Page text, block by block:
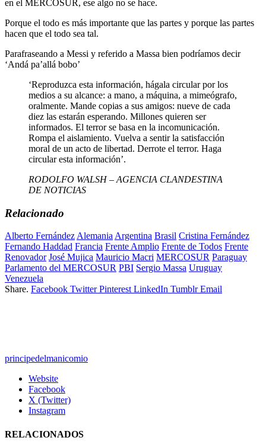
en el MERCOSUR, ese algo no se hace.
Porque el todo es más importante que las partes y porque las partes
hacen que el todo sea tal.
Parafraseando a Messi y referido a Massa bien podríamos decir
‘Andá pa’allá bobo’
‘Reproduzca esta información, hágala circular por los
medios a su alcance: a mano, a máquina, a mimeógrafo,
oralmente. Mande copias a sus amigos: nueve de cada
diez las estarán esperando. Millones quieren ser
informados. El terror se basa en la incomunicación.
Rompa el aislamiento. Vuelva a sentir la satisfacción
moral de un acto de libertad. Derrote el terror. Haga
circular esta información’.
RODOLFO WALSH – AGENCIA CLANDESTINA
DE NOTICIAS
Relacionado
Alberto Fernández Alemania Argentina Brasil Cristina Fernández
Fernando Haddad Francia Frente Amplio Frente de Todos Frente
Renovador José Mujica Mauricio Macri MERCOSUR Paraguay
Parlamento del MERCOSUR PBI Sergio Massa Uruguay
Venezuela
Share. Facebook Twitter Pinterest LinkedIn Tumblr Email
principedelmanicomio
Website
Facebook
X (Twitter)
Instagram
RELACIONADOS